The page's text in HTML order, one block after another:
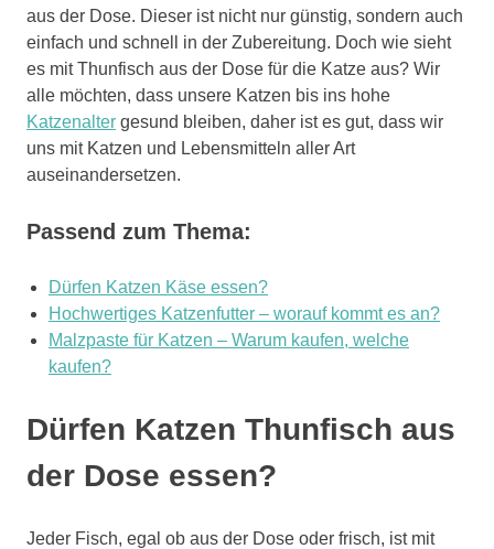
aus der Dose. Dieser ist nicht nur günstig, sondern auch
einfach und schnell in der Zubereitung. Doch wie sieht
es mit Thunfisch aus der Dose für die Katze aus? Wir
alle möchten, dass unsere Katzen bis ins hohe
Katzenalter gesund bleiben, daher ist es gut, dass wir
uns mit Katzen und Lebensmitteln aller Art
auseinandersetzen.
Passend zum Thema:
Dürfen Katzen Käse essen?
Hochwertiges Katzenfutter – worauf kommt es an?
Malzpaste für Katzen – Warum kaufen, welche
kaufen?
Dürfen Katzen Thunfisch aus
der Dose essen?
Jeder Fisch, egal ob aus der Dose oder frisch, ist mit